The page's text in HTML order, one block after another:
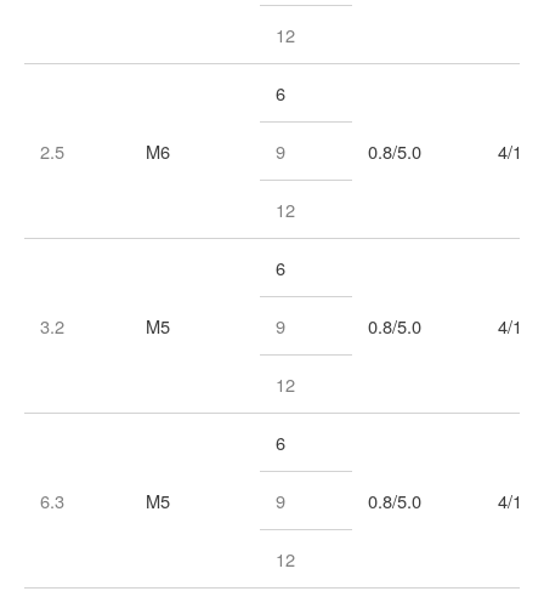
12
2.5 M6
6
0.8/5.0 4/1
9
12
3.2 M5
6
0.8/5.0 4/1
9
12
6.3 M5
6
0.8/5.0 4/1
9
12